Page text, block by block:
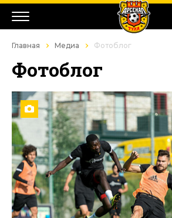
Главная Медиа Фотоблог
Фотоблог